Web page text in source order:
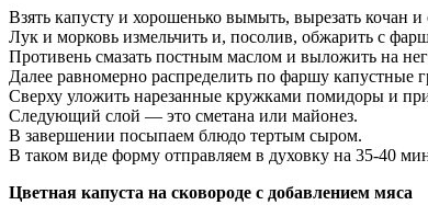
Взять капусту и хорошенько вымыть, вырезать кочан
Лук и морковь измельчить и, посолив, обжарить с
Противень смазать постным маслом и выложить на
Далее равномерно распределить по фаршу капустные
Сверху уложить нарезанные кружками помидоры и
Следующий слой — это сметана или майонез.
В завершении посыпаем блюдо тертым сыром.
В таком виде форму отправляем в духовку на 35-40
Цветная капуста на сковороде с добавлением мяса